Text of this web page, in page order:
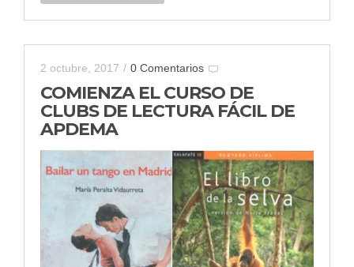
2 octubre, 2017 / 0 Comentarios
COMIENZA EL CURSO DE
CLUBS DE LECTURA FÁCIL DE
APDEMA